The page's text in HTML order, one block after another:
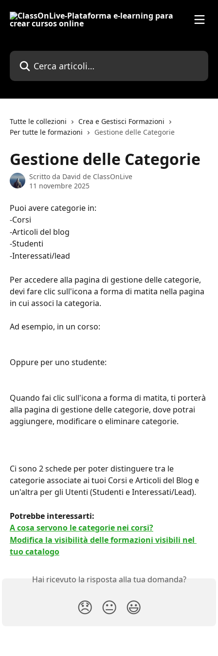
Cerca articoli…
Tutte le collezioni
Crea e Gestisci Formazioni
Per tutte le formazioni
Gestione delle Categorie
Gestione delle Categorie
Scritto da David de ClassOnLive
11 novembre 2025
Puoi avere categorie in:
-Corsi
-Articoli del blog
-Studenti
-Interessati/lead
Per accedere alla pagina di gestione delle categorie,
devi fare clic sull'icona a forma di matita nella pagina
in cui associ la categoria.
Ad esempio, in un corso:
Oppure per uno studente:
Quando fai clic sull'icona a forma di matita, ti porterà
alla pagina di gestione delle categorie, dove potrai
aggiungere, modificare o eliminare categorie.
Ci sono 2 schede per poter distinguere tra le
categorie associate ai tuoi Corsi e Articoli del Blog e
un'altra per gli Utenti (Studenti e Interessati/Lead).
Potrebbe interessarti:
A cosa servono le categorie nei corsi?
Modifica la visibilità delle formazioni visibili nel
tuo catalogo
Hai ricevuto la risposta alla tua domanda?
😞 😐 😃